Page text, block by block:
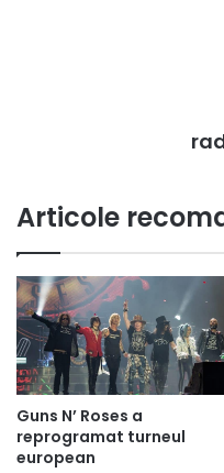
Articole
Guns N’ Roses a
reprogramat turneul
european